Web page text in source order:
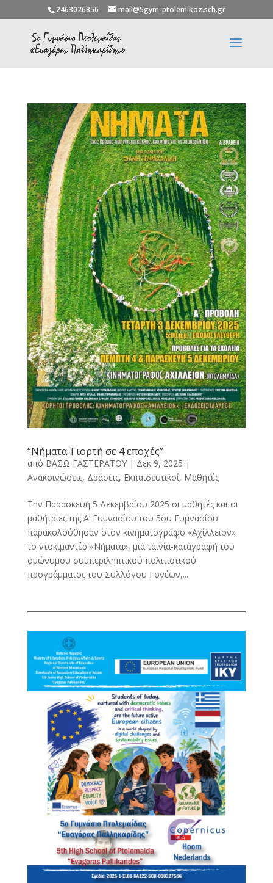
2463026856 mail@5gym-ptolem.koz.sch.gr
“Νήματα-Γιορτή σε 4 εποχές”
από ΒΑΣΩ ΓΑΣΤΕΡΑΤΟΥ| Δεκ 9, 2025 |
Ανακοινώσεις, Δράσεις, Εκπαιδευτικοί, Μαθητές
Την Παρασκευή 5 Δεκεμβρίου 2025 οι μαθητές και οι
μαθήτριες της Α’ Γυμνασίου του 5ου Γυμνασίου
παρακολούθησαν στον κινηματογράφο «Αχίλλειον»
το ντοκιμαντέρ «Νήματα», μια ταινία-καταγραφή του
ομώνυμου συμπεριληπτικού πολιτιστικού
προγράμματος του Συλλόγου Γονέων,...